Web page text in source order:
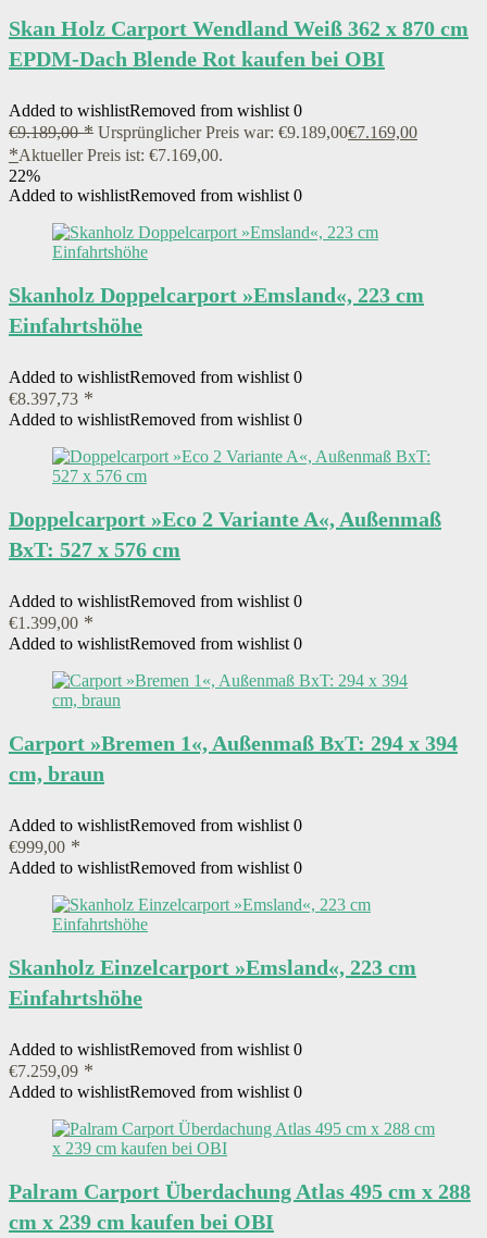
Skan Holz Carport Wendland Weiß 362 x 870 cm
EPDM-Dach Blende Rot kaufen bei OBI
Added to wishlistRemoved from wishlist 0
€9.189,00 Ursprünglicher Preis war: €9.189,00€7.169,00
Aktueller Preis ist: €7.169,00.
22%
Added to wishlistRemoved from wishlist 0
Skanholz Doppelcarport »Emsland«, 223 cm
Einfahrtshöhe
Added to wishlistRemoved from wishlist 0
€8.397,73
Added to wishlistRemoved from wishlist 0
Doppelcarport »Eco 2 Variante A«, Außenmaß
BxT: 527 x 576 cm
Added to wishlistRemoved from wishlist 0
€1.399,00
Added to wishlistRemoved from wishlist 0
Carport »Bremen 1«, Außenmaß BxT: 294 x 394
cm, braun
Added to wishlistRemoved from wishlist 0
€999,00
Added to wishlistRemoved from wishlist 0
Skanholz Einzelcarport »Emsland«, 223 cm
Einfahrtshöhe
Added to wishlistRemoved from wishlist 0
€7.259,09
Added to wishlistRemoved from wishlist 0
Palram Carport Überdachung Atlas 495 cm x 288
cm x 239 cm kaufen bei OBI